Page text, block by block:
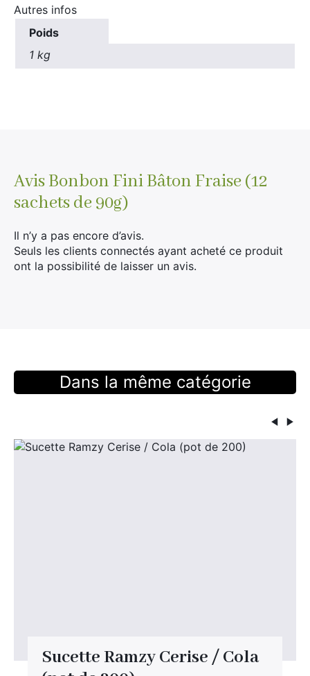
Autres infos
Poids
1 kg
AvisBonbon Fini Bâton Fraise (12
sachets de 90g)
Il n’y a pas encore d’avis.
Seuls les clients connectés ayant acheté ce produit
ont la possibilité de laisser un avis.
Dans la même catégorie
Sucette Ramzy Cerise / Cola
Rechercher